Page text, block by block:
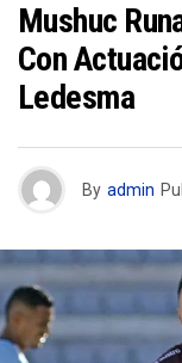
Mushuc
Con
Ledesma
By admin